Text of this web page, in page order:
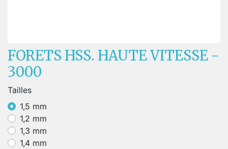
FORETS HSS. HAUTE VITESSE -
3000
Tailles
1,5 mm
1,2 mm
1,3 mm
1,4 mm